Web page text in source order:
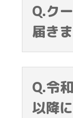
Q.ク
届き
Q.令
以降